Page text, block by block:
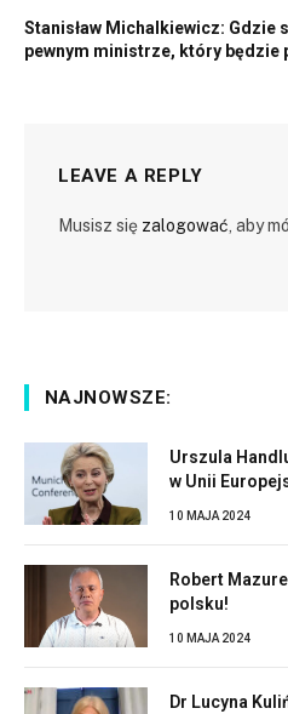
Stanisław Michalkiewicz:
pewnym ministrze, który będzie
LEAVE A REPLY
Musisz się zalogować , aby
NAJNOWSZE:
Urszula
w Unii
10 MAJA 2024
Robert
polsku!
10 MAJA 2024
Dr Lucyna